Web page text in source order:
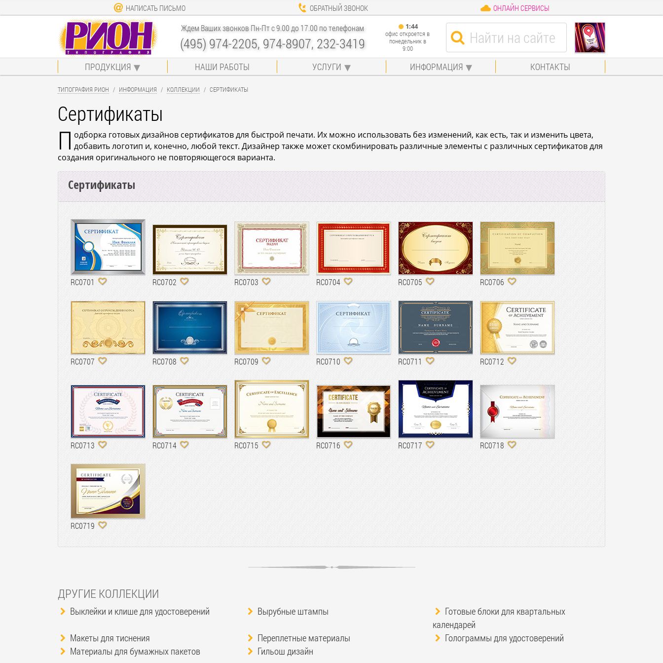
НАПИСАТЬ ПИСЬМО ОБРАТНЫЙ ЗВОНОК ОНЛАЙН СЕРВИСЫ
Ждем Ваших звонков Пн-Пт с 9.00 до 17.00 по телефонам
(495) 974-2205, 974-8907, 232-3419
1:44
офис откроется в
понедельник в
9:00
ПРОДУКЦИЯ НАШИ РАБОТЫ УСЛУГИ ИНФОРМАЦИЯ КОНТАКТЫ
ТИПОГРАФИЯ РИОН ИНФОРМАЦИЯ КОЛЛЕКЦИИ СЕРТИФИКАТЫ
Сертификаты
П одборка готовых дизайнов сертификатов для быстрой печати. Их можно использовать без изменений, как есть, так и изменить цвета,
добавить логотип и, конечно, любой текст. Дизайнер также может скомбинировать различные элементы с различных сертификатов для
создания оригинального не повторяющегося варианта.
Сертификаты
RC0701 RC0702 RC0703 RC0704 RC0705 RC0706
RC0707 RC0708 RC0709 RC0710 RC0711 RC0712
RC0713 RC0714 RC0715 RC0716 RC0717 RC0718
RC0719
ДРУГИЕ КОЛЛЕКЦИИ
Выклейки и клише для удостоверений Вырубные штампы
Готовые блоки для квартальных
календарей
Макеты для тиснения
Переплетные материалы
Голограммы для удостоверений
Материалы для бумажных пакетов
Гильош дизайн